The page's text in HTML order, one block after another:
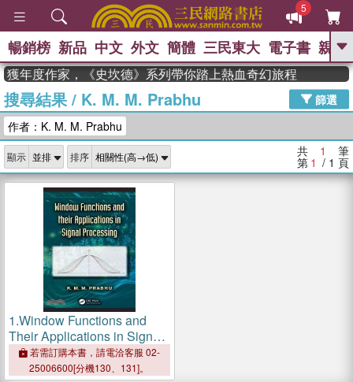
5
GO
熱搜： 東野圭吾 高希均教授回憶錄
、 The Odyssey 、 父親節 、 如果歷
獎 臺灣漫遊錄 、 方念華 、 台灣的李
登輝時代
數學女孩：黎曼猜想 、
偉大的迷走神經
暢銷榜 新品 中文 外文 簡體 三民東大 電子書 親子
年度作家，《史坎德》系列帶你踏上熱血奇幻旅程
搜尋結果/ K. M. M. Prabhu
篩選
作者：K. M. M. Prabhu
顯示 排序 共 1 筆
第 1 / 1 頁
1.Window Functions and
Their Applications in Signal
Processing
若需訂購本書，請電洽客服 02-
25006600[分機130、131]。